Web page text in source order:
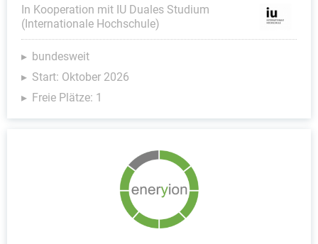
In Kooperation mit IU Duales Studium
(Internationale Hochschule)
bundesweit
Start: Oktober 2026
Freie Plätze: 1